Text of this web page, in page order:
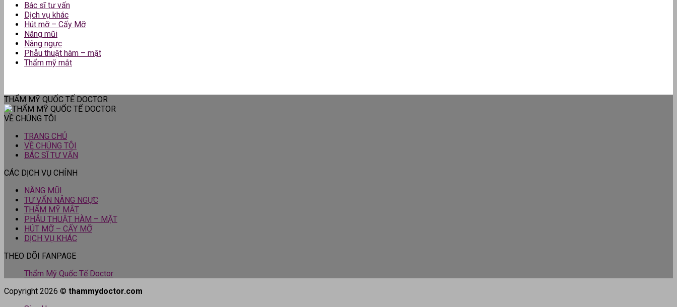
Bác sĩ tư vấn
Dịch vụ khác
Hút mỡ – Cấy Mỡ
Nâng mũi
Nâng ngực
Phẫu thuật hàm – mặt
Thẩm mỹ mắt
THẨM MỸ QUỐC TẾ DOCTOR
VỀ CHÚNG TÔI
TRANG CHỦ
VỀ CHÚNG TÔI
BÁC SĨ TƯ VẤN
CÁC DỊCH VỤ CHÍNH
NÂNG MŨI
TƯ VẤN NÂNG NGỰC
THẨM MỸ MẮT
PHẪU THUẬT HÀM – MẶT
HÚT MỠ – CẤY MỠ
DỊCH VỤ KHÁC
THEO DÕI FANPAGE
Thẩm Mỹ Quốc Tế Doctor
Copyright 2026 © thammydoctor.com